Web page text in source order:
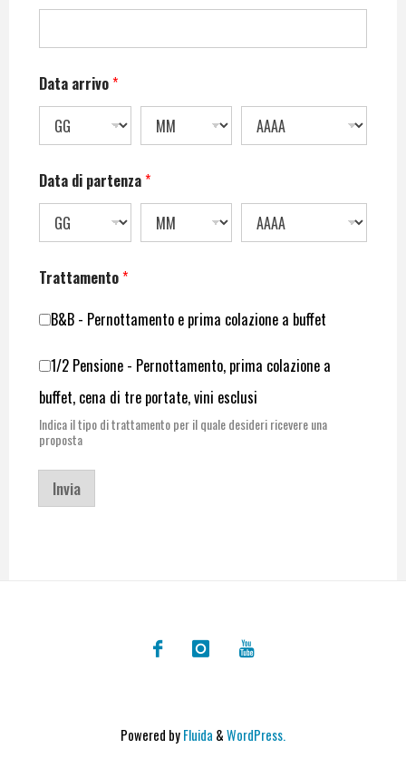
Data arrivo*
Data di partenza*
Trattamento*
B&B - Pernottamento e prima colazione a buffet
1/2 Pensione - Pernottamento, prima colazione a
buffet, cena di tre portate, vini esclusi
Indica il tipo di trattamento per il quale desideri ricevere una
proposta
Invia
Powered byFluida &WordPress.